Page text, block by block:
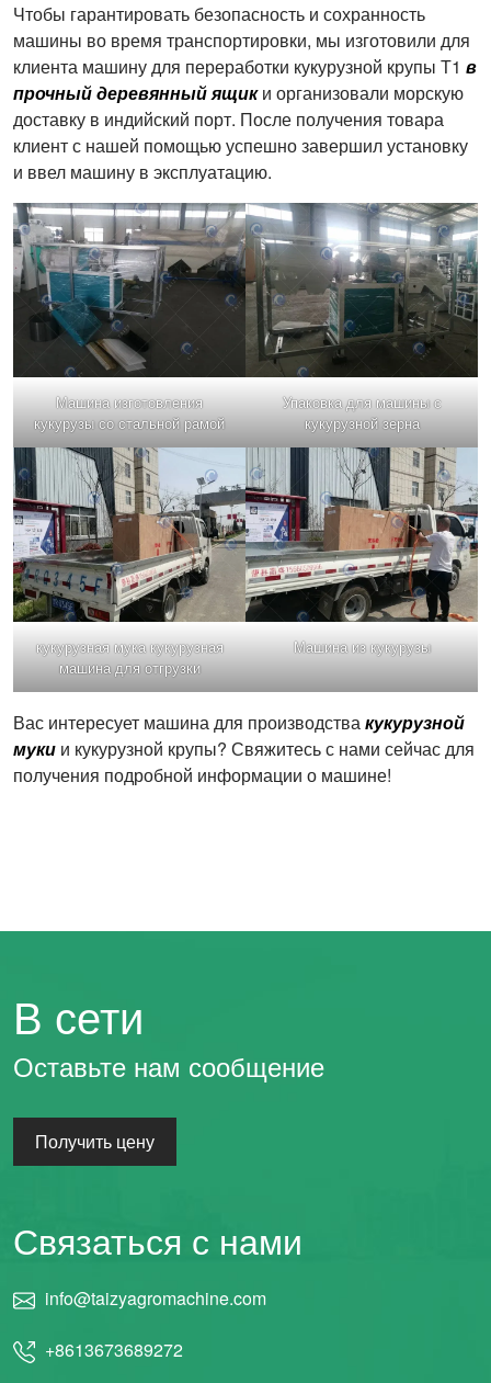
Чтобы гарантировать безопасность и сохранность
машины во время транспортировки, мы изготовили для
клиента машину для переработки кукурузной крупы Т1 в
прочный деревянный ящики организовали морскую
доставку в индийский порт. После получения товара
клиент с нашей помощью успешно завершил установку
и ввел машину в эксплуатацию.
Машина изготовления
кукурузы со стальной рамой
Упаковка для машины с
кукурузной зерна
кукурузная мука кукурузная
машина для отгрузки
Машина из кукурузы
Вас интересует машина для производствакукурузной
муки и кукурузной крупы? Свяжитесь с нами сейчас для
получения подробной информации о машине!
В сети
Оставьте нам сообщение
Получить цену
Связаться с нами
info@taizyagromachine.com
+8613673689272